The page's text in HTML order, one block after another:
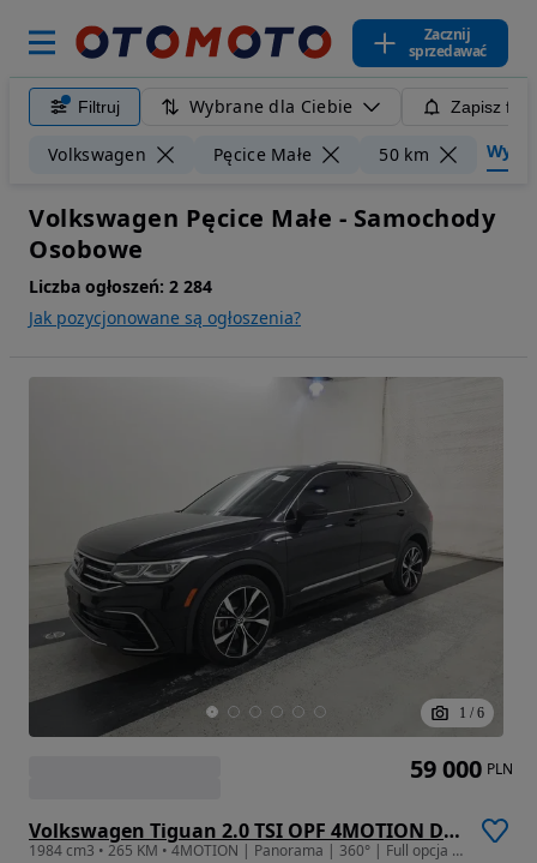
Zacznij
sprzedawać
Filtruj Wybrane dla Ciebie Zapisz
Volkswagen Pęcice Małe 50 km
Volkswagen Pęcice Małe - Samochody
Osobowe
Liczba ogłoszeń: 2 284
Jak pozycjonowane są ogłoszenia?
1 / 6
Volkswagen Tiguan 2.0 TSI OPF 4MOTION DSG R-Line
1984 cm3 • 265 KM • 4MOTION | Panorama | 360° | Full opcja | ACC | IQ.DRIVE | Gwarancja
59 000 PLN